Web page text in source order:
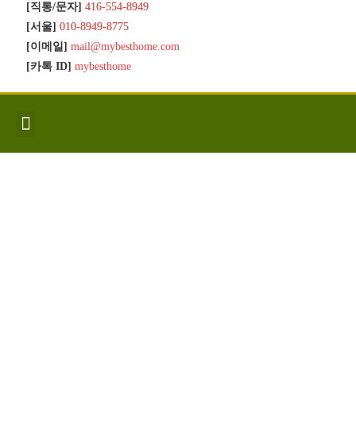
[직통/문자] 416-554-8949
[서울] 010-8949-8775
[이메일] mail@mybesthome.com
[카톡 ID] mybesthome